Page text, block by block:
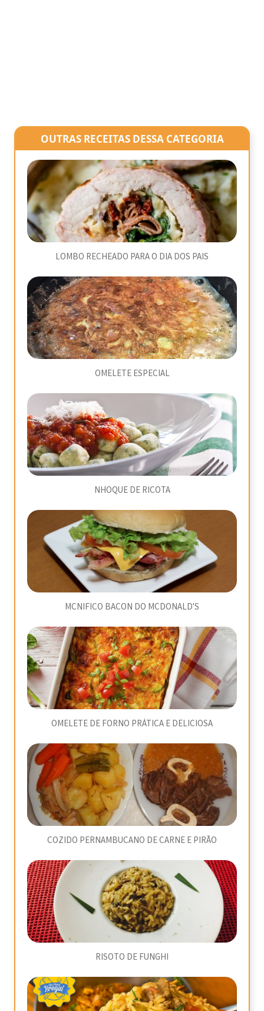
OUTRAS RECEITAS DESSA CATEGORIA
LOMBO RECHEADO PARA O DIA DOS PAIS
OMELETE ESPECIAL
NHOQUE DE RICOTA
MCNIFICO BACON DO MCDONALD'S
OMELETE DE FORNO PRÁTICA E DELICIOSA
COZIDO PERNAMBUCANO DE CARNE E PIRÃO
RISOTO DE FUNGHI